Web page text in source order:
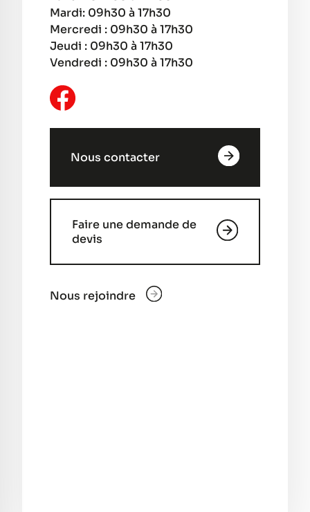
Mardi: 09h30 à 17h30
Mercredi : 09h30 à 17h30
Jeudi : 09h30 à 17h30
Vendredi : 09h30 à 17h30
Nous contacter
Faire une demande de
devis
Nous rejoindre